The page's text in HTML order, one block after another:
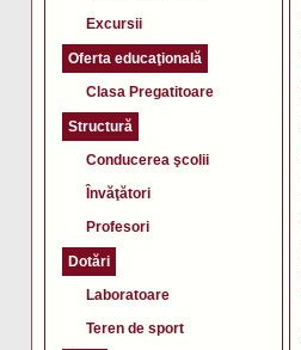
Excursii
Oferta educaţională
Clasa Pregatitoare
Structură
Conducerea şcolii
Învăţători
Profesori
Dotări
Laboratoare
Teren de sport